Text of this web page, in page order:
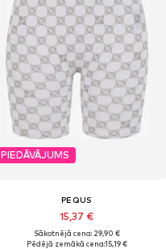
PIEDĀVĀJUMS
PEQUS
15,37 €
Sākotnējā cena: 29,90 €
Pēdējā zemākā cena:15,19 €